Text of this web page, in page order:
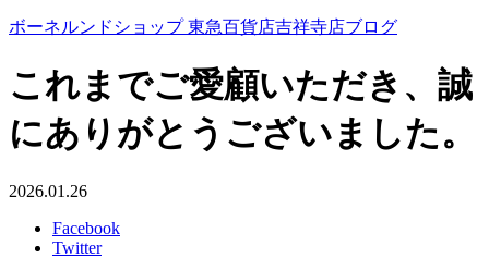
ボーネルンドショップ 東急百貨店吉祥寺店ブログ
これまでご愛顧いただき、誠
にありがとうございました。
2026.01.26
Facebook
Twitter